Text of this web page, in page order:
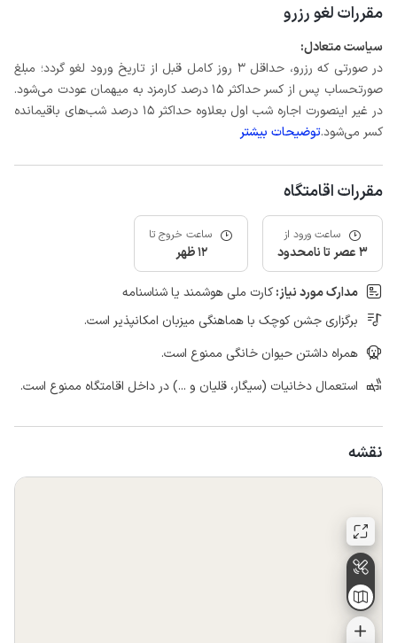
مقررات لغو رزرو
سیاست متعادل:
در صورتی که رزرو، حداقل 3 روز کامل قبل از تاریخ ورود لغو گردد؛ مبلغ
صورتحساب پس از کسر حداکثر 15 درصد کارمزد به میهمان عودت می‌شود.
در غیر اینصورت اجاره شب اول بعلاوه حداکثر 15 درصد شب‌های باقیمانده
کسر می‌شود.توضیحات بیشتر
مقررات اقامتگاه
ساعت ورود از
3 عصر تا نامحدود
ساعت خروج تا
12 ظهر
مدارک مورد نیاز:کارت ملی هوشمند یا شناسنامه
برگزاری جشن کوچک با هماهنگی میزبان امکانپذیر است.
همراه داشتن حیوان خانگی ممنوع است.
استعمال دخانیات (سیگار، قلیان و ...) در داخل اقامتگاه ممنوع است.
نقشه